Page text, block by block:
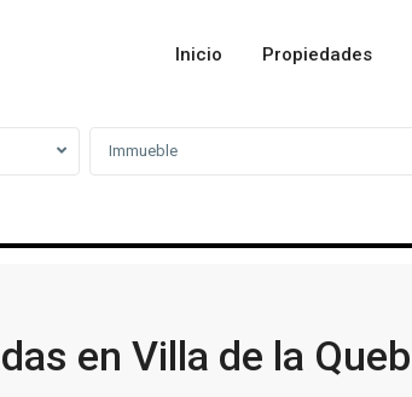
Inicio Propiedades
Immueble
en Villa de la